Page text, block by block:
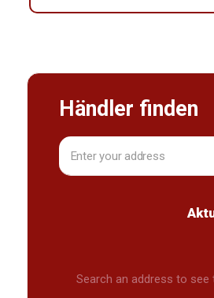
Händler finden
Search an address to